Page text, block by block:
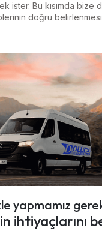
ister. Bu kısımda bize
doğru
yapmamız
ihtiyaçlarını